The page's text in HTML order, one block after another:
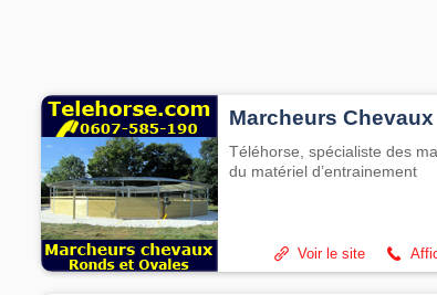
Marcheurs Chevaux
Téléhorse, spécialiste des
du matériel d’entrainement
Voir le site